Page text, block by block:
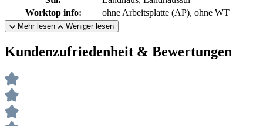
Worktop info:
ohne Arbeitsplatte (AP), ohne WT
Mehr lesen Weniger lesen
Kundenzufriedenheit & Bewertungen